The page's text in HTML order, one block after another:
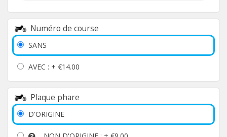
Numéro de course
SANS
AVEC : + €14.00
Plaque phare
D'ORIGINE